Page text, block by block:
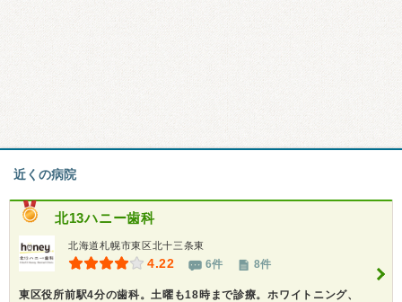
近くの病院
北13ハニー歯科
北海道札幌市東区北十三条東
4.22 6件 8件
東区役所前駅4分の歯科。土曜も18時まで診療。ホワイトニング、